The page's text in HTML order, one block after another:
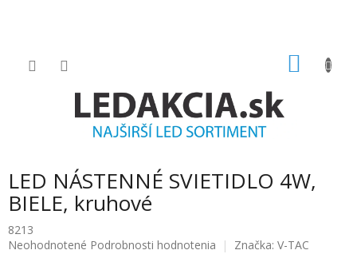
LED NÁSTENNÉ SVIETIDLO 4W,
BIELE, kruhové
8213
Priemerné
Neohodnotené Podrobnosti hodnotenia Značka: V-TAC